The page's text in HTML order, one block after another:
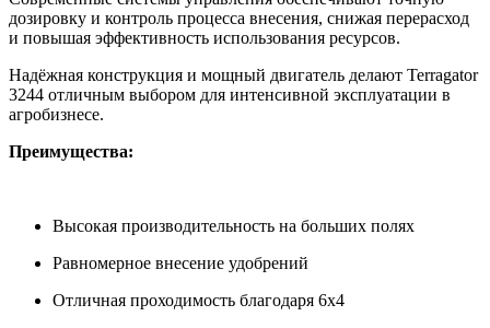
дозировку и контроль процесса внесения, снижая перерасход
и повышая эффективность использования ресурсов.
Надёжная конструкция и мощный двигатель делают Terragator
3244 отличным выбором для интенсивной эксплуатации в
агробизнесе.
Преимущества:
Высокая производительность на больших полях
Равномерное внесение удобрений
Отличная проходимость благодаря 6x4